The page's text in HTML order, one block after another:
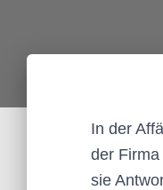
In der
der
sie